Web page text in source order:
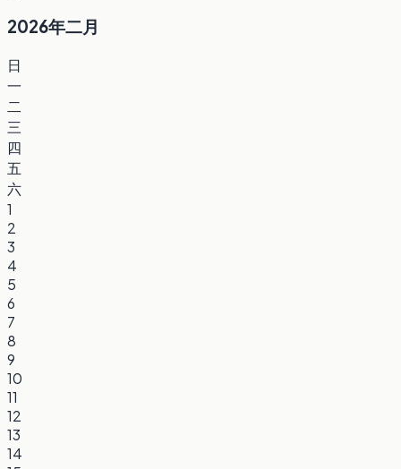
2026年二月
日
一
二
三
四
五
六
1
2
3
4
5
6
7
8
9
10
11
12
13
14